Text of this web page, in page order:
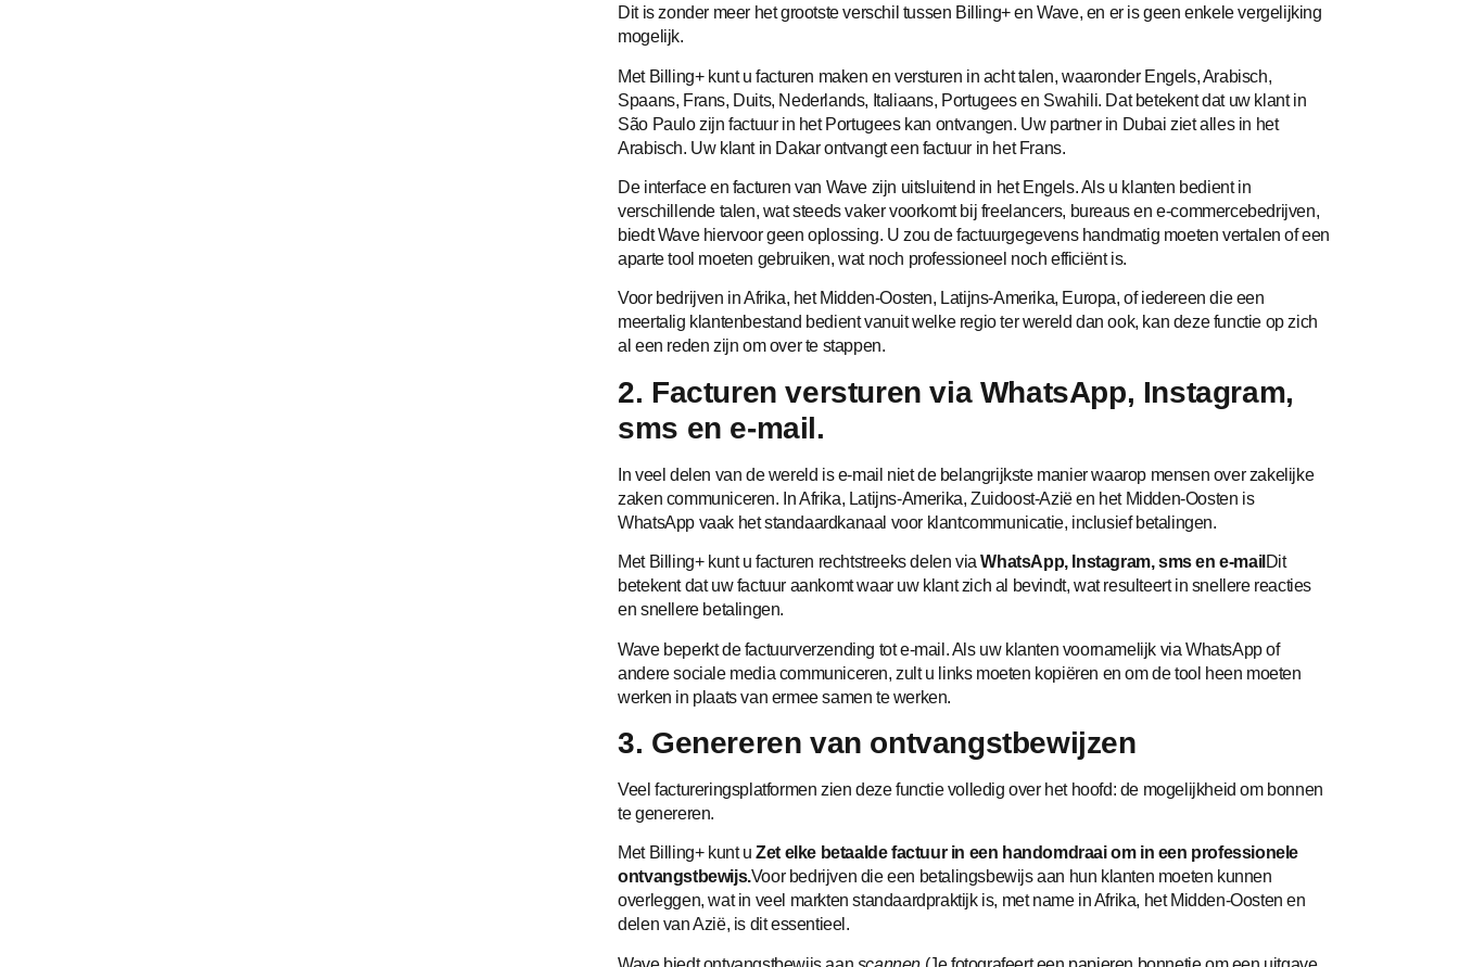
Dit is zonder meer het grootste verschil tussen Billing+ en Wave, en er is geen enkele vergelijking
mogelijk.
Met Billing+ kunt u facturen maken en versturen in acht talen, waaronder Engels, Arabisch,
Spaans, Frans, Duits, Nederlands, Italiaans, Portugees en Swahili. Dat betekent dat uw klant in
São Paulo zijn factuur in het Portugees kan ontvangen. Uw partner in Dubai ziet alles in het
Arabisch. Uw klant in Dakar ontvangt een factuur in het Frans.
De interface en facturen van Wave zijn uitsluitend in het Engels. Als u klanten bedient in
verschillende talen, wat steeds vaker voorkomt bij freelancers, bureaus en e-commercebedrijven,
biedt Wave hiervoor geen oplossing. U zou de factuurgegevens handmatig moeten vertalen of een
aparte tool moeten gebruiken, wat noch professioneel noch efficiënt is.
Voor bedrijven in Afrika, het Midden-Oosten, Latijns-Amerika, Europa, of iedereen die een
meertalig klantenbestand bedient vanuit welke regio ter wereld dan ook, kan deze functie op zich
al een reden zijn om over te stappen.
2. Facturen versturen via WhatsApp, Instagram,
sms en e-mail.
In veel delen van de wereld is e-mail niet de belangrijkste manier waarop mensen over zakelijke
zaken communiceren. In Afrika, Latijns-Amerika, Zuidoost-Azië en het Midden-Oosten is
WhatsApp vaak het standaardkanaal voor klantcommunicatie, inclusief betalingen.
Met Billing+ kunt u facturen rechtstreeks delen viaWhatsApp, Instagram, sms en e-mail Dit
betekent dat uw factuur aankomt waar uw klant zich al bevindt, wat resulteert in snellere reacties
en snellere betalingen.
Wave beperkt de factuurverzending tot e-mail. Als uw klanten voornamelijk via WhatsApp of
andere sociale media communiceren, zult u links moeten kopiëren en om de tool heen moeten
werken in plaats van ermee samen te werken.
3. Genereren van ontvangstbewijzen
Veel factureringsplatformen zien deze functie volledig over het hoofd: de mogelijkheid om bonnen
te genereren.
Met Billing+ kunt uZet elke betaalde factuur in een handomdraai om in een professionele
ontvangstbewijs.Voor bedrijven die een betalingsbewijs aan hun klanten moeten kunnen
overleggen, wat in veel markten standaardpraktijk is, met name in Afrika, het Midden-Oosten en
delen van Azië, is dit essentieel.